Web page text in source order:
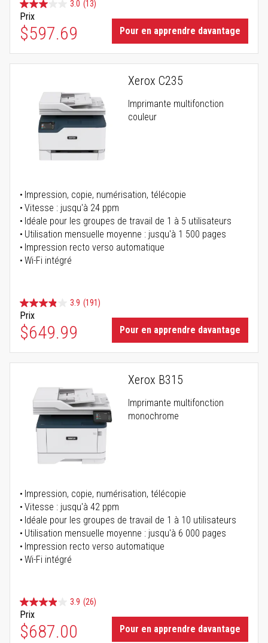
3.0 (13)
Prix
$597.69 Pour en apprendre davantage
Xerox C235
Imprimante multifonction
couleur
Impression, copie, numérisation, télécopie
Vitesse : jusqu'à 24 ppm
Idéale pour les groupes de travail de 1 à 5 utilisateurs
Utilisation mensuelle moyenne : jusqu'à 1 500 pages
Impression recto verso automatique
Wi-Fi intégré
3.9 (191)
Prix
$649.99 Pour en apprendre davantage
Xerox B315
Imprimante multifonction
monochrome
Impression, copie, numérisation, télécopie
Vitesse : jusqu'à 42 ppm
Idéale pour les groupes de travail de 1 à 10 utilisateurs
Utilisation mensuelle moyenne : jusqu'à 6 000 pages
Impression recto verso automatique
Wi-Fi intégré
3.9 (26)
Prix
$687.00 Pour en apprendre davantage